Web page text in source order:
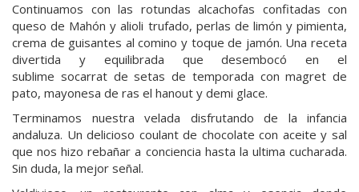
Continuamos con las rotundas alcachofas confitadas con
queso de Mahón y alioli trufado, perlas de limón y pimienta,
crema de guisantes al comino y toque de jamón. Una receta
divertida y equilibrada que desembocó en el
sublime socarrat de setas de temporada con magret de
pato, mayonesa de ras el hanout y demi glace.
Terminamos nuestra velada disfrutando de la infancia
andaluza. Un delicioso coulant de chocolate con aceite y sal
que nos hizo rebañar a conciencia hasta la ultima cucharada.
Sin duda, la mejor señal.